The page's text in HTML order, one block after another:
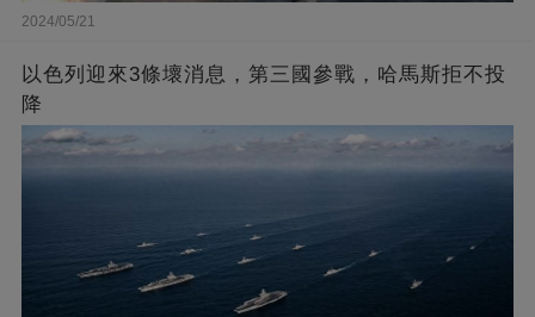
2024/05/21
以色列迎來3條壞消息，第三國參戰，哈馬斯拒不投
降